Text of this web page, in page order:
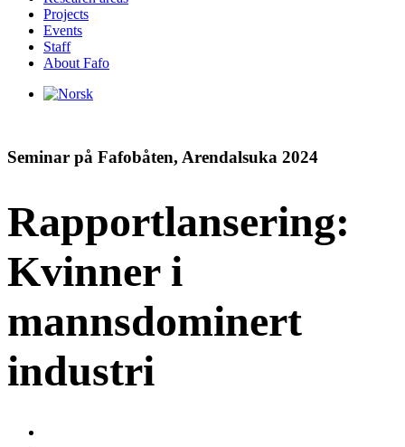
Projects
Events
Staff
About Fafo
Seminar på Fafobåten, Arendalsuka 2024
Rapportlansering:
Kvinner i
mannsdominert
industri